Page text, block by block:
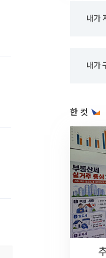
내가
내가
한 컷